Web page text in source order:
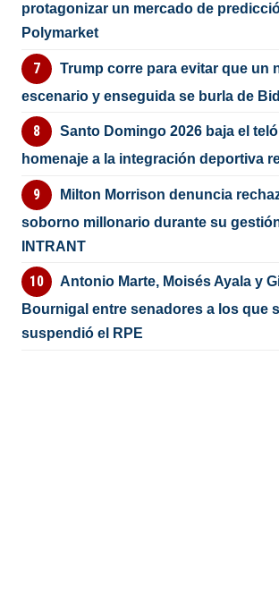
protagonizar un mercado de
Polymarket
Trump corre para evitar que un
escenario y enseguida se burla de
Santo Domingo 2026 baja el
homenaje a la integración deportiva
Milton Morrison denuncia
soborno millonario durante su
INTRANT
Antonio Marte, Moisés Ayala y
Bournigal entre senadores a los que
suspendió el RPE